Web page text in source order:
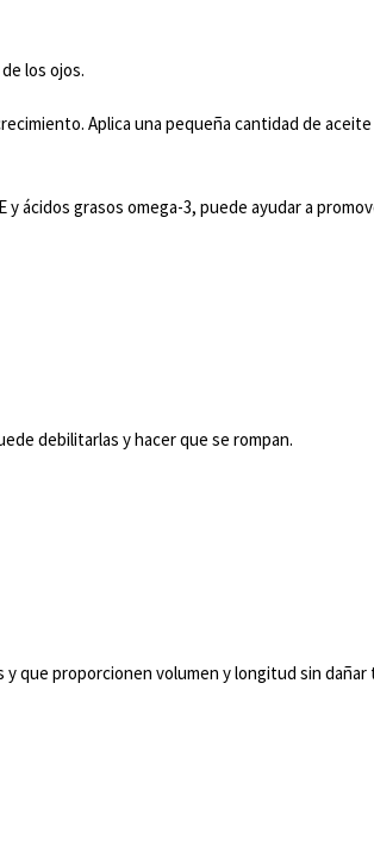
los ojos.
Aplica una pequeña cantidad de aceite
ácidos grasos omega-3, puede ayudar a
debilitarlas y hacer que se rompan.
que proporcionen volumen y longitud sin dañar